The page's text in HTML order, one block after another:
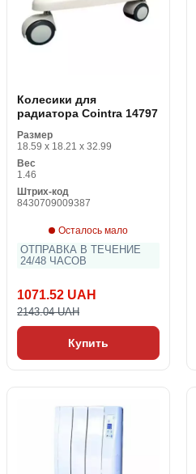
Колесики для
радиатора Cointra 14797
Размер
18.59 x 18.21 x 32.99
Вес
1.46
Штрих-код
8430709009387
Осталось мало
ОТПРАВКА В ТЕЧЕНИЕ
24/48 ЧАСОВ
1071.52 UAH
2143.04 UAH
Купить